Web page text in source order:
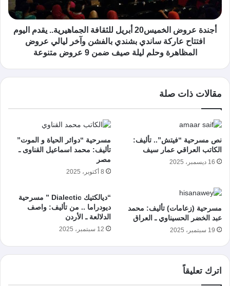
أجندة عروض الخميس20 أبريل للثقافة الجماهيرية.. يقدم اليوم
افتتاح عاركة ساندي بشندي بالفشن وآخر ليالي عروض
المظاهرة وحلم ليلة صيف ضمن 9 عروض متنوعة
مقالات ذات صلة
نص مسرحية “فيتش”.. تأليف:
الكاتب العراقي عمار سيف
16 ديسمبر، 2025
مسرحية “دوائر الحياة و الموت”
تأليف: محمد اسماعيل القناوى ـ
مصر
8 أكتوبر، 2025
مسرحية (زعامات) تأليف: محمد
عبد الخضر الحسيناوي ـ العراق
19 سبتمبر، 2025
“ديالكتيك Dialectic ” مسرحية
ديودراما .. من تأليف: واصف
الدلالعة ـ الأردن
12 سبتمبر، 2025
اترك تعليقاً